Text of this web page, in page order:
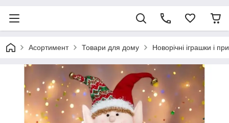
Асортимент Товари для дому Новорічні іграшки і